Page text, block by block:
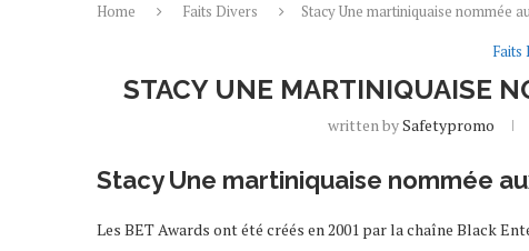
Home Faits Divers
Stacy Une martiniquaise nommée
Faits
STACY UNE MARTINIQUAISE
written bySafetypromo
Stacy Une martiniquaise nommée
Les BET Awards ont été créés en 2001 par la chaîne Black